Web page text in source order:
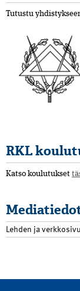
Tutustu
RKL
Katso koulutukset
Lehden ja